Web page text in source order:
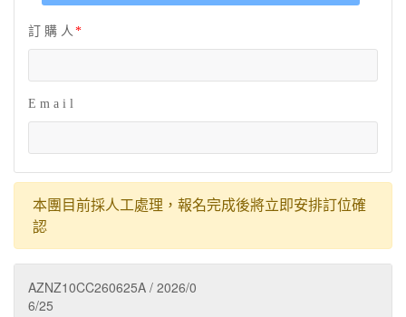
訂 購 人
E m a i l
本團目前採人工處理，報名完成後將立即安排訂位確
認
AZNZ10CC260625A / 2026/0
6/25